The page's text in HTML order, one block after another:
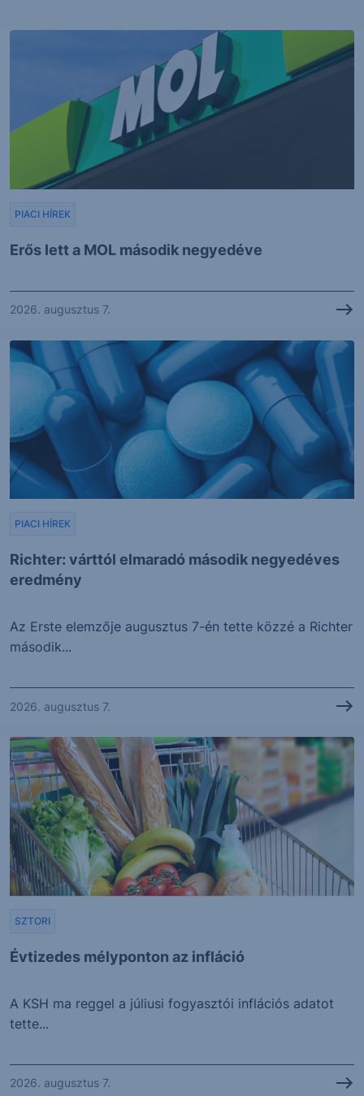
Erős lett a MOL második negyedéve
PIACI HÍREK
2026. augusztus 7.
Richter: várttól elmaradó második negyedéves
eredmény
PIACI HÍREK
Az Erste elemzője augusztus 7-én tette közzé a Richter
második...
2026. augusztus 7.
Évtizedes mélyponton az infláció
SZTORI
A KSH ma reggel a júliusi fogyasztói inflációs adatot
tette...
2026. augusztus 7.